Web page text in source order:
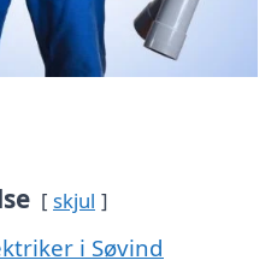
skjul
i Søvind